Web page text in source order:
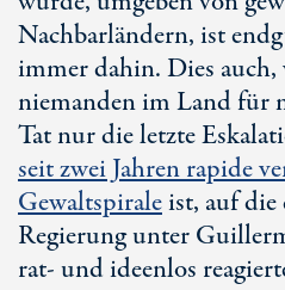
Nachbarländern, ist
immer dahin. Dies
niemanden im Land für
Tat nur die letzte
seit zwei Jahren rapide
Gewaltspiraleist, auf die
Regierung unter
rat- und ideenlos